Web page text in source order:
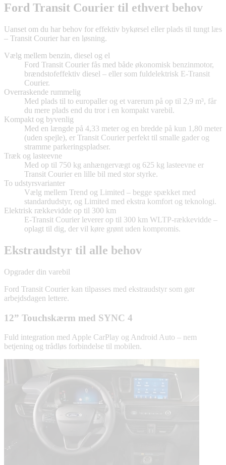
Ford Transit Courier til ethvert behov
Uanset om du har behov for effektiv bykørsel eller plads til tungt læs
– Transit Courier har en løsning.
Vælg mellem benzin, diesel og el
Ford Transit Courier fås med både økonomisk benzinmotor,
brændstofeffektiv diesel – eller som fuldelektrisk E-Transit
Courier.
Overraskende rummelig
Med plads til to europaller og et varerum på op til 2,9 m³, får
du mere plads end du tror i en kompakt varebil.
Kompakt og byvenlig
Med en længde på 4,33 meter og en bredde på kun 1,80 meter
(uden spejle), er Transit Courier perfekt til smalle gader og
stramme parkeringspladser.
Træk og lasteevne
Med op til 750 kg anhængervægt og 625 kg lasteevne er
Transit Courier en lille bil med stor styrke.
To udstyrsvarianter
Vælg mellem Trend og Limited – begge spækket med
standardudstyr, og Limited med ekstra komfort og teknologi.
Elektrisk rækkevidde op til 300 km
E-Transit Courier leverer op til 300 km WLTP-rækkevidde –
oplagt til dig, der vil køre grønt uden kompromis.
Ekstraudstyr til alle behov
Opgrader din varebil
Ford Transit Courier kan tilpasses med ekstraudstyr som gør
arbejdsdagen lettere.
12” Touchskærm med SYNC 4
Fuld integration med Apple CarPlay og Android Auto – nem
betjening og trådløs forbindelse til mobilen.